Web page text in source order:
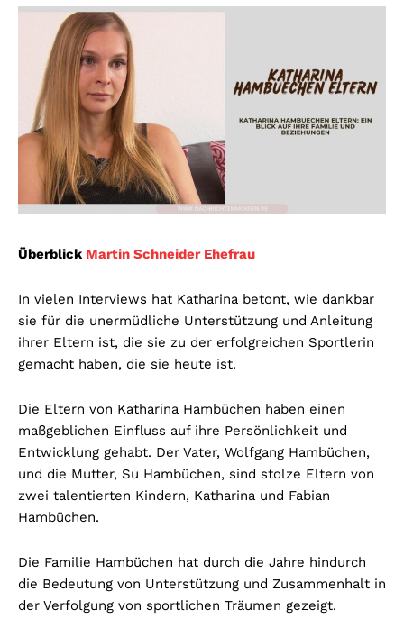
Überblick Martin Schneider Ehefrau
In vielen Interviews hat Katharina betont, wie dankbar
sie für die unermüdliche Unterstützung und Anleitung
ihrer Eltern ist, die sie zu der erfolgreichen Sportlerin
gemacht haben, die sie heute ist.
Die Eltern von Katharina Hambüchen haben einen
maßgeblichen Einfluss auf ihre Persönlichkeit und
Entwicklung gehabt. Der Vater, Wolfgang Hambüchen,
und die Mutter, Su Hambüchen, sind stolze Eltern von
zwei talentierten Kindern, Katharina und Fabian
Hambüchen.
Die Familie Hambüchen hat durch die Jahre hindurch
die Bedeutung von Unterstützung und Zusammenhalt in
der Verfolgung von sportlichen Träumen gezeigt.